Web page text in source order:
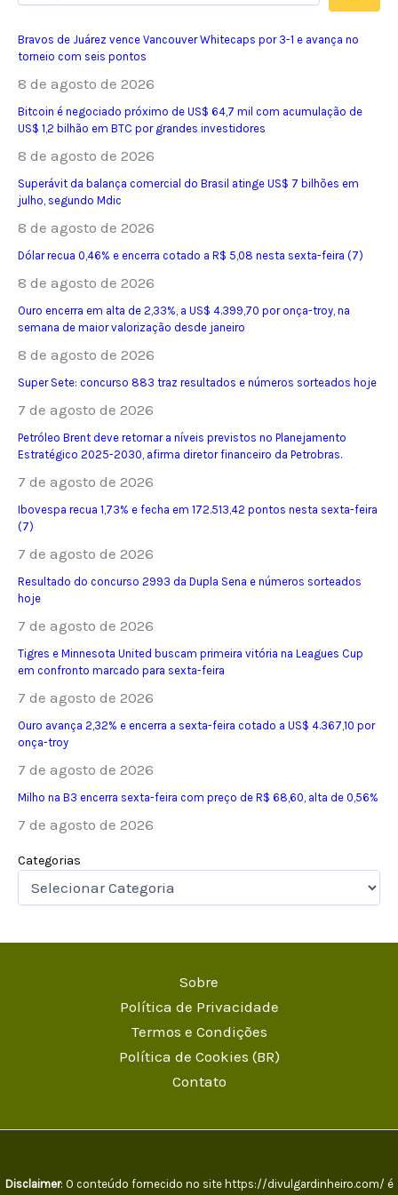
Bravos de Juárez vence Vancouver Whitecaps por 3-1 e avança no
torneio com seis pontos
8 de agosto de 2026
Bitcoin é negociado próximo de US$ 64,7 mil com acumulação de
US$ 1,2 bilhão em BTC por grandes investidores
8 de agosto de 2026
Superávit da balança comercial do Brasil atinge US$ 7 bilhões em
julho, segundo Mdic
8 de agosto de 2026
Dólar recua 0,46% e encerra cotado a R$ 5,08 nesta sexta-feira (7)
8 de agosto de 2026
Ouro encerra em alta de 2,33%, a US$ 4.399,70 por onça-troy, na
semana de maior valorização desde janeiro
8 de agosto de 2026
Super Sete: concurso 883 traz resultados e números sorteados hoje
7 de agosto de 2026
Petróleo Brent deve retornar a níveis previstos no Planejamento
Estratégico 2025-2030, afirma diretor financeiro da Petrobras.
7 de agosto de 2026
Ibovespa recua 1,73% e fecha em 172.513,42 pontos nesta sexta-feira
(7)
7 de agosto de 2026
Resultado do concurso 2993 da Dupla Sena e números sorteados
hoje
7 de agosto de 2026
Tigres e Minnesota United buscam primeira vitória na Leagues Cup
em confronto marcado para sexta-feira
7 de agosto de 2026
Ouro avança 2,32% e encerra a sexta-feira cotado a US$ 4.367,10 por
onça-troy
7 de agosto de 2026
Milho na B3 encerra sexta-feira com preço de R$ 68,60, alta de 0,56%
7 de agosto de 2026
Categorias
Sobre
Política de Privacidade
Termos e Condições
Política de Cookies (BR)
Contato
Disclaimer: O conteúdo fornecido no site https://divulgardinheiro.com/ é